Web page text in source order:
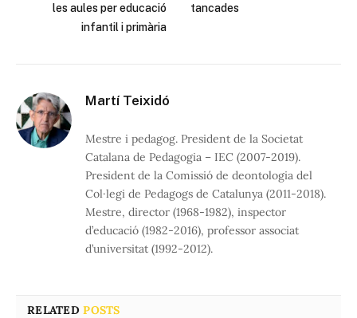
les aules per educació
infantil i primària
tancades
Martí Teixidó
Mestre i pedagog. President de la Societat
Catalana de Pedagogia – IEC (2007-2019).
President de la Comissió de deontologia del
Col·legi de Pedagogs de Catalunya (2011-2018).
Mestre, director (1968-1982), inspector
d’educació (1982-2016), professor associat
d’universitat (1992-2012).
RELATEDPOSTS